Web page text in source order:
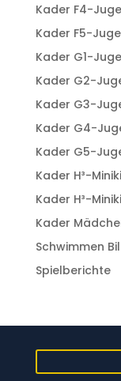
Kader F4-
Kader F5-
Kader G1-
Kader G2-
Kader G3-
Kader G4-
Kader G5-
Kader H³-
Kader H³-
Kader
Schwimmen
Spielberichte